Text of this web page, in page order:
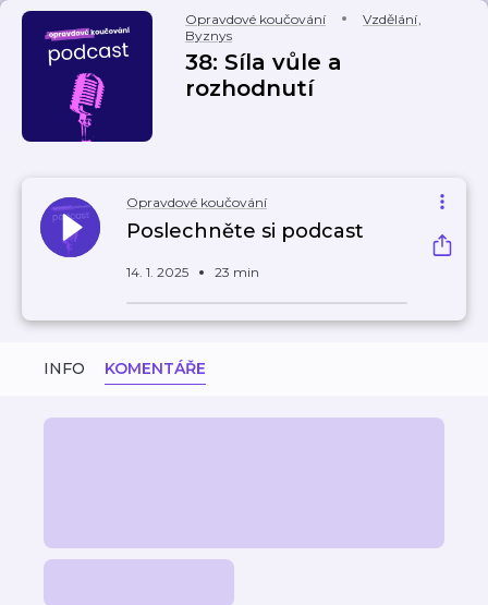
Opravdové koučování Vzdělání,
Byznys
38: Síla vůle a
rozhodnutí
Opravdové koučování
Poslechněte si podcast
14. 1. 2025 23 min
INFO KOMENTÁŘE